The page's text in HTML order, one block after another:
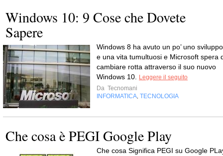
Windows 10: 9 Cose che Dovete
Sapere
Windows 8 ha avuto un po’ uno sviluppo
e una vita tumultuosi e Microsoft spera
cambiare rotta attraverso il suo nuovo
Windows 10.
Leggere il seguito
Da Tecnomani
INFORMATICA TECNOLOGIA
Che cosa è PEGI Google Play
Che cosa Significa PEGI su Google